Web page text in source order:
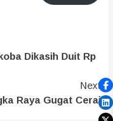
Dikasih Duit Rp
Next
Raya Gugat Cerai